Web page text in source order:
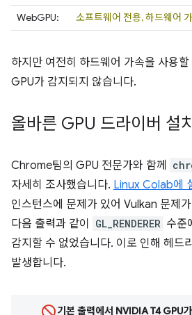
WebGPU:
소프트웨어 전용, 하드웨어
하지만 여전히 하드웨어 가속을 사용
GPU가 감지되지 않습니다.
올바른 GPU 드라이버 설치
Chrome팀의 GPU 전문가와 함께
자세히 조사했습니다. Linux Colab에
인스턴스에 문제가 있어 Vulkan 문제
다음 출력과 같이
GL_RENDERER 수준
감지할 수 없었습니다. 이로 인해 헤드
발생합니다.
기본 출력에서 NVIDIA T4 GPU